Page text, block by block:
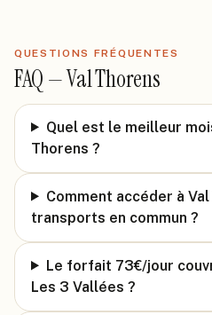
QUESTIONS FRÉQUENTES
FAQ —Val Thorens
Quel est le meilleur
Thorens ?
Comment accéder à
transports en commun ?
Le forfait 73€/jour
Les 3 Vallées ?